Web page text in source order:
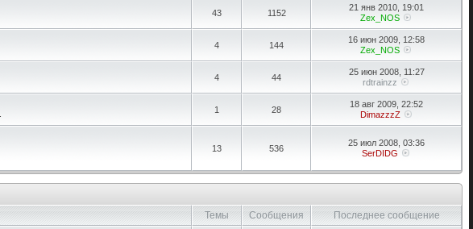
43 1152
21 янв 2010, 19:01
Zex_NOS
4 144
16 июн 2009, 12:58
Zex_NOS
4 44
25 июн 2008, 11:27
rdtrainzz
1 28
18 авг 2009, 22:52
DimazzzZ
13 536
25 июл 2008, 03:36
SerDIDG
Темы Сообщения
Последнее сообщение